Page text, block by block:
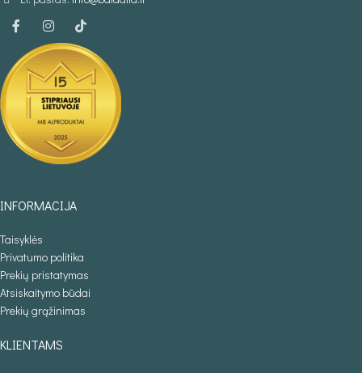
INFORMACIJA
Taisyklės
Privatumo politika
Prekių pristatymas
Atsiskaitymo būdai
Prekių grąžinimas
KLIENTAMS